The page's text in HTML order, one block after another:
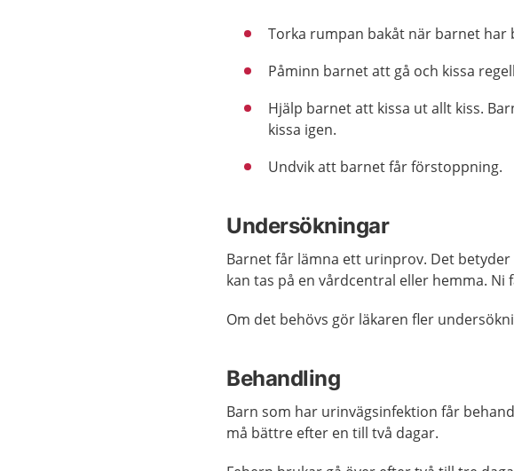
Torka rumpan bakåt när barnet har
Påminn barnet att gå och kissa
Hjälp barnet att kissa ut allt kiss.
kissa igen.
Undvik att barnet får förstoppning.
Undersökningar
Barnet får lämna ett urinprov. Det
kan tas på en vårdcentral eller hemma.
Om det behövs gör läkaren fler
Behandling
Barn som har urinvägsinfektion får
må bättre efter en till två dagar.